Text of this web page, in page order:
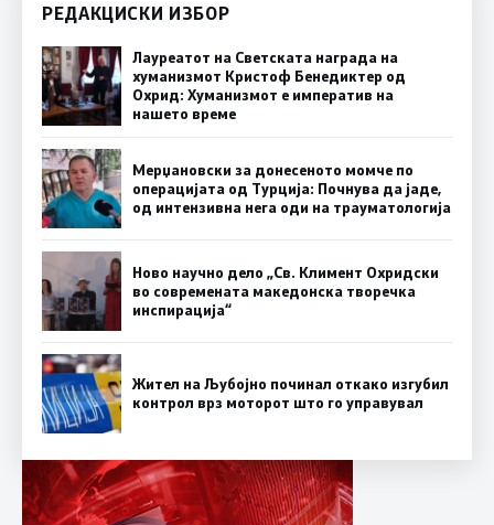
РЕДАКЦИСКИ ИЗБОР
Лауреатот на Светската награда на
хуманизмот Кристоф Бенедиктер од
Охрид: Хуманизмот е императив на
нашето време
Мерџановски за донесеното момче по
операцијата од Турција: Почнува да јаде,
од интензивна нега оди на трауматологија
Ново научно дело „Св. Климент Охридски
во современата македонска творечка
инспирација“
Жител на Љубојно починал откако изгубил
контрол врз моторот што го управувал